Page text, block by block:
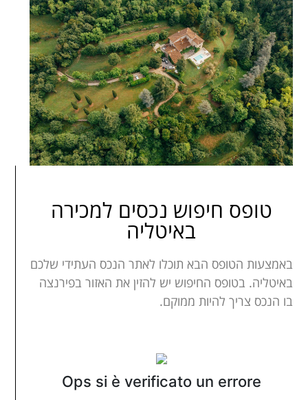
טופס חיפוש נכסים למכירה
באיטליה
באמצעות הטופס הבא תוכלו לאתר הנכס העתידי שלכם
באיטליה. בטופס החיפוש יש להזין את האזור בפירנצה
בו הנכס צריך להיות ממוקם.